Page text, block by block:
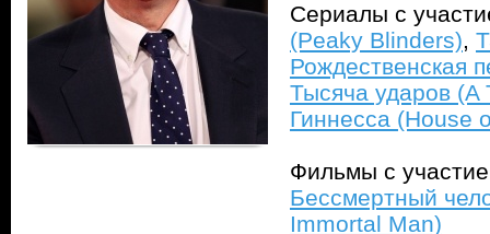
Сериалы с
(Peaky Blinders),
Рождественская
Тысяча ударов (A
Гиннесса (House
Фильмы с
Бессмертный
Immortal Man)